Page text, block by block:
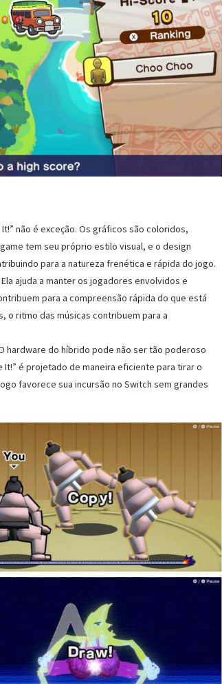
não é exceção. Os gráficos são coloridos,
tem seu próprio estilo visual, e o design
para a natureza frenética e rápida do jogo.
ajuda a manter os jogadores envolvidos e
para a compreensão rápida do que está
o ritmo das músicas contribuem para a
hardware do híbrido pode não ser tão poderoso
It!” é projetado de maneira eficiente para tirar o
favorece sua incursão no Switch sem grandes